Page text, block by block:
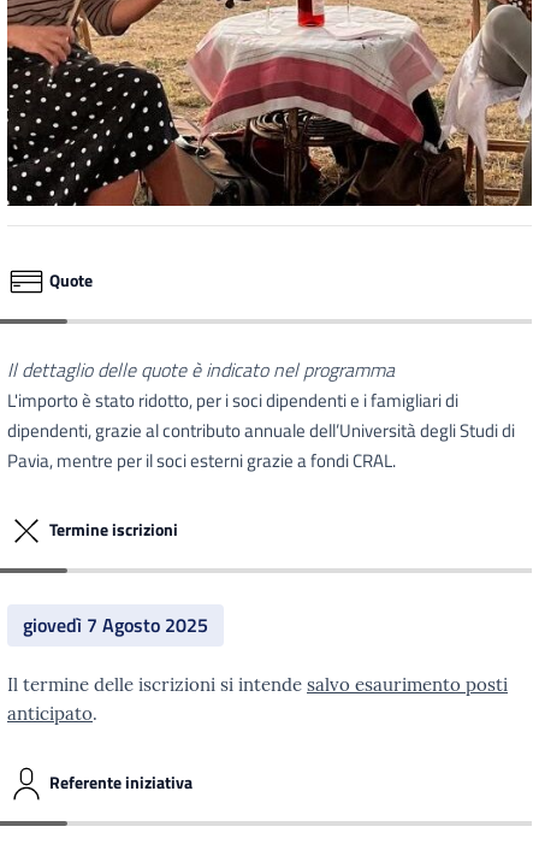
Quote
Il dettaglio delle quote è indicato nel programma
L'importo è stato ridotto, per i soci dipendenti e i famigliari di
dipendenti, grazie al contributo annuale dell’Università degli Studi di
Pavia, mentre per il soci esterni grazie a fondi CRAL.
Termine iscrizioni
giovedì 7 Agosto 2025
Il termine delle iscrizioni si intende salvo esaurimento posti
anticipato.
Referente iniziativa